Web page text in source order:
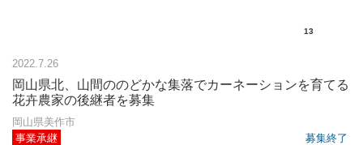
13
2022.7.26
岡山県北、山間ののどかな集落でカーネーションを育てる
花卉農家の後継者を募集
岡山県美作市
事業承継 募集終了